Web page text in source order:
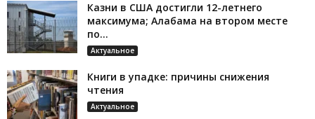
Казни в США достигли 12-летнего
максимума; Алабама на втором месте
по...
Актуальное
Книги в упадке: причины снижения
чтения
Актуальное